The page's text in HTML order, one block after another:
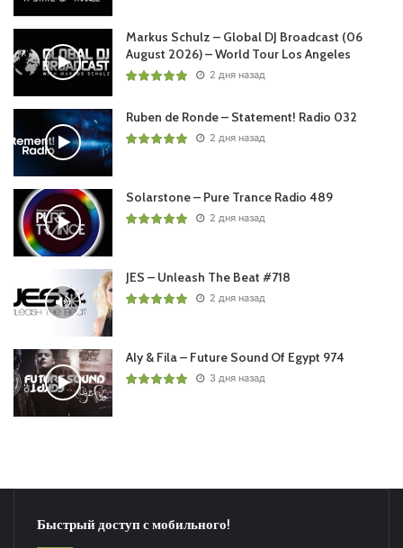
Markus Schulz – Global DJ Broadcast (06
August 2026) – World Tour Los Angeles
2 дня назад
Ruben de Ronde – Statement! Radio 032
2 дня назад
Solarstone – Pure Trance Radio 489
2 дня назад
JES – Unleash The Beat #718
2 дня назад
Aly & Fila – Future Sound Of Egypt 974
3 дня назад
Быстрый доступ с мобильного!